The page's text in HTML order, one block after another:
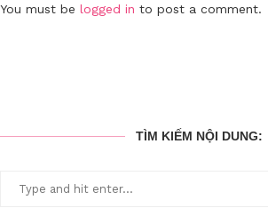
You must be logged in to post a comment.
TÌM KIẾM NỘI DUNG: